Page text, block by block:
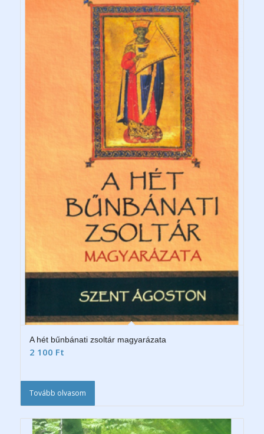
A hét bűnbánati zsoltár magyarázata
2 100 Ft
Tovább olvasom